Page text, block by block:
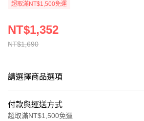
超取滿NT$1,500免運
NT$1,690
NT$1,352
請選擇商品選項
付款與運送方式
超取滿NT$1,500免運